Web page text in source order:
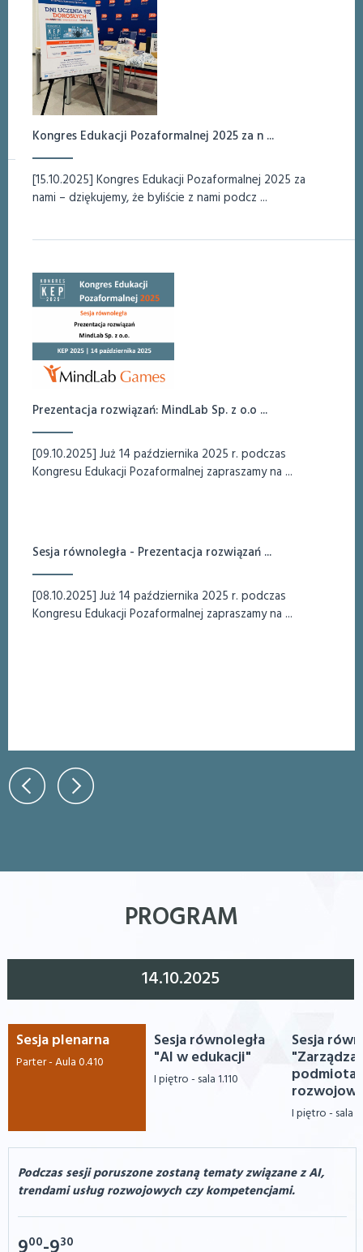
Kongres Edukacji Pozaformalnej 2025 za n ...
[15.10.2025] Kongres Edukacji Pozaformalnej 2025 za
nami – dziękujemy, że byliście z nami podcz ...
Prezentacja rozwiązań: MindLab Sp. z o.o ...
[09.10.2025] Już 14 października 2025 r. podczas
Kongresu Edukacji Pozaformalnej zapraszamy na ...
Sesja równoległa - Prezentacja rozwiązań ...
[08.10.2025] Już 14 października 2025 r. podczas
Kongresu Edukacji Pozaformalnej zapraszamy na ...
PROGRAM
14.10.2025
Sesja plenarna
Parter - Aula 0.410
Sesja równoległa
"AI w edukacji"
I piętro - sala 1.110
Sesja
I piętro - sala
Podczas sesji poruszone zostaną tematy związane z AI,
trendami usług rozwojowych czy kompetencjami.
00 30